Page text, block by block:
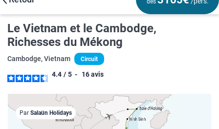
Le Vietnam et le Cambodge,
Richesses du Mékong
Cambodge, Vietnam Circuit
4.4 / 5 - 16avis
Par Salaün Holidays